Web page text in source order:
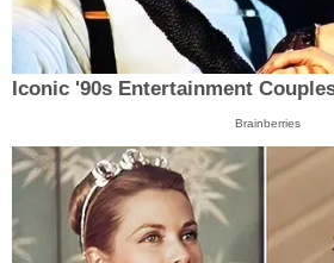
Iconic '90s Entertainment
Brainberries